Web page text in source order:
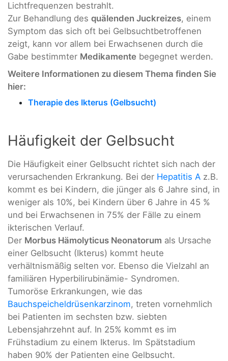
Lichtfrequenzen bestrahlt.
Zur Behandlung des quälenden Juckreizes, einem
Symptom das sich oft bei Gelbsuchtbetroffenen
zeigt, kann vor allem bei Erwachsenen durch die
Gabe bestimmter Medikamente begegnet werden.
Weitere Informationen zu diesem Thema finden Sie
hier:
Therapie des Ikterus (Gelbsucht)
Häufigkeit der Gelbsucht
Die Häufigkeit einer Gelbsucht richtet sich nach der
verursachenden Erkrankung. Bei der Hepatitis A z.B.
kommt es bei Kindern, die jünger als 6 Jahre sind, in
weniger als 10%, bei Kindern über 6 Jahre in 45 %
und bei Erwachsenen in 75% der Fälle zu einem
ikterischen Verlauf.
Der Morbus Hämolyticus Neonatorum als Ursache
einer Gelbsucht (Ikterus) kommt heute
verhältnismäßig selten vor. Ebenso die Vielzahl an
familiären Hyperbilirubinämie- Syndromen.
Tumoröse Erkrankungen, wie das
Bauchspeicheldrüsenkarzinom, treten vornehmlich
bei Patienten im sechsten bzw. siebten
Lebensjahrzehnt auf. In 25% kommt es im
Frühstadium zu einem Ikterus. Im Spätstadium
haben 90% der Patienten eine Gelbsucht.